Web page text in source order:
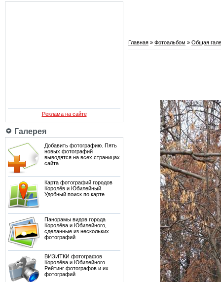
Реклама на сайте
Галерея
Добавить фотографию. Пять
новых фотографий
выводятся на всех страницах
сайта
Карта фотографий городов
Королёв и Юбилейный.
Удобный поиск по карте
Панорамы видов города
Королёва и Юбилейного,
сделанные из нескольких
фотографий
ВИЗИТКИ фотографов
Королёва и Юбилейного.
Рейтинг фотографов и их
фотографий
Главная » Фотоальбом » Общая